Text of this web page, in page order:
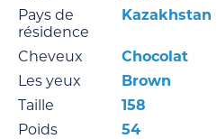
Pays de
résidence
Kazakhstan
Cheveux
Chocolat
Les yeux
Brown
Taille
158
Poids
54